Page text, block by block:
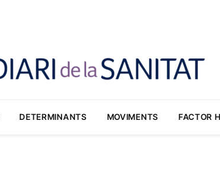
DETERMINANTS MOVIMENTS FACTOR